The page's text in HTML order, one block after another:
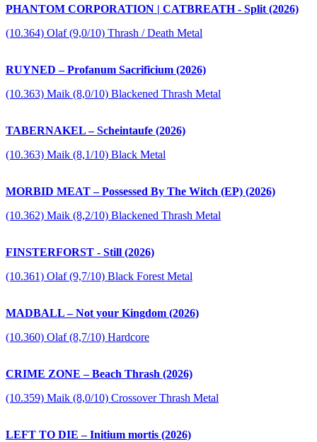
PHANTOM CORPORATION | CATBREATH - Split (2026)
(10.364) Olaf (9,0/10) Thrash / Death Metal
RUYNED – Profanum Sacrificium (2026)
(10.363) Maik (8,0/10) Blackened Thrash Metal
TABERNAKEL – Scheintaufe (2026)
(10.363) Maik (8,1/10) Black Metal
MORBID MEAT – Possessed By The Witch (EP) (2026)
(10.362) Maik (8,2/10) Blackened Thrash Metal
FINSTERFORST - Still (2026)
(10.361) Olaf (9,7/10) Black Forest Metal
MADBALL – Not your Kingdom (2026)
(10.360) Olaf (8,7/10) Hardcore
CRIME ZONE – Beach Thrash (2026)
(10.359) Maik (8,0/10) Crossover Thrash Metal
LEFT TO DIE – Initium mortis (2026)